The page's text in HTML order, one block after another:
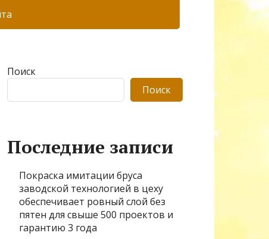
Поиск
Поиск
Последние записи
Покраска имитации бруса
заводской технологией в цеху
обеспечивает ровный слой без
пятен для свыше 500 проектов и
гарантию 3 года